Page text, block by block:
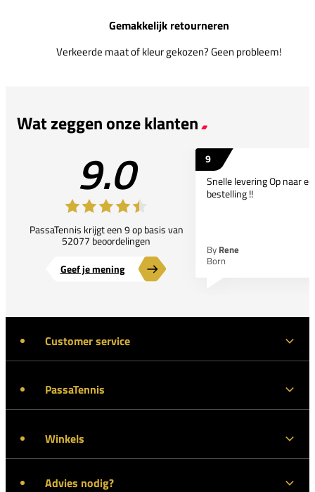
Gemakkelijk retourneren
Verkeerde maat of kleur gekozen? Geen probleem!
Wat zeggen onze klanten
9.0
PassaTennis krijgt een 9 op basis van
52077 beoordelingen
Geef je mening
9
Snelle levering Op naar
bestelling !!
By Rene
Born
Customer service
PassaTennis
Winkels
Advies nodig?